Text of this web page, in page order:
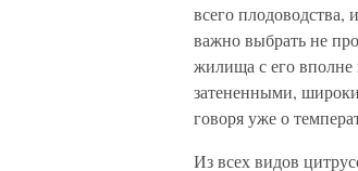
всего плодоводства,
важно выбрать не
жилища с его
затененными,
говоря уже о
Из всех видов